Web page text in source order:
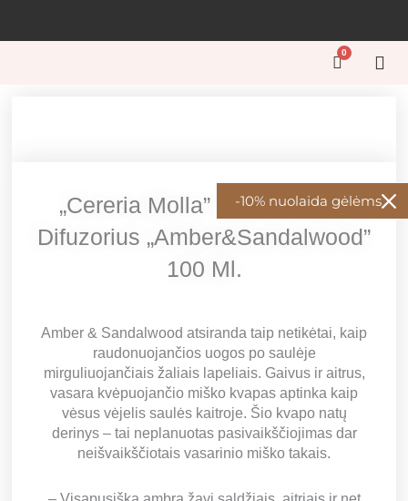
0
Cart
„Cereria Molla” Namų Kvapų
Difuzorius „Amber&Sandalwood”
100 Ml.
Amber & Sandalwood atsiranda taip netikėtai, kaip
raudonuojančios uogos po saulėje
mirguliuojančiais žaliais lapeliais. Gaivus ir aitrus,
vasara kvėpuojančio miško kvapas aptinka kaip
vėsus vėjelis saulės kaitroje. Šio kvapo natų
derinys – tai neplanuotas pasivaikščiojimas dar
neišvaikščiotais vasarinio miško takais.
-10% nuolaida gėlėms